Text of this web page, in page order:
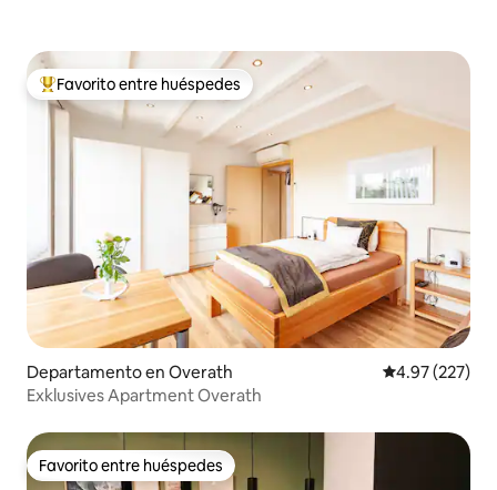
De los mejores en Favorito entre huéspedes
Favorito entre huéspedes
Departamento en Overath Calificación
4.97 (227)
Exklusives Apartment Overath
Favorito entre huéspedes
Favorito entre huéspedes